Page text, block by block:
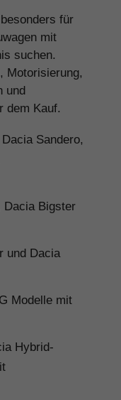
für
mit
suchen.
Motorisierung,
und
dem Kauf.
Dacia Sandero,
Dacia Bigster
und Dacia
Modelle mit
Hybrid-